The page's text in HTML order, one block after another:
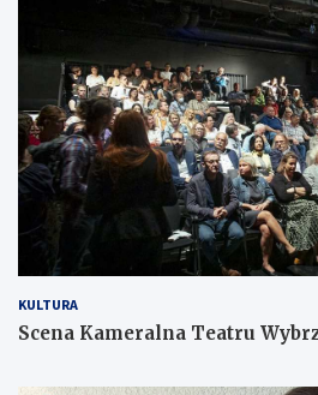
KULTURA
Scena Kameralna Teatru